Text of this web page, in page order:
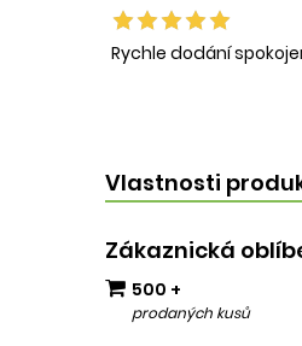
Rychle dodání
Vlastnosti
Zákaznická
500 +
prodaných kusů